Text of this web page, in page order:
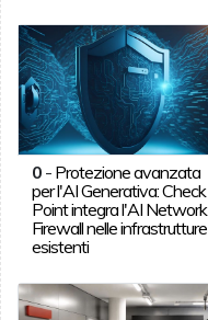
0- Protezione avanzata
per l'AI Generativa: Check
Point integra l'AI Network
Firewall nelle infrastrutture
esistenti